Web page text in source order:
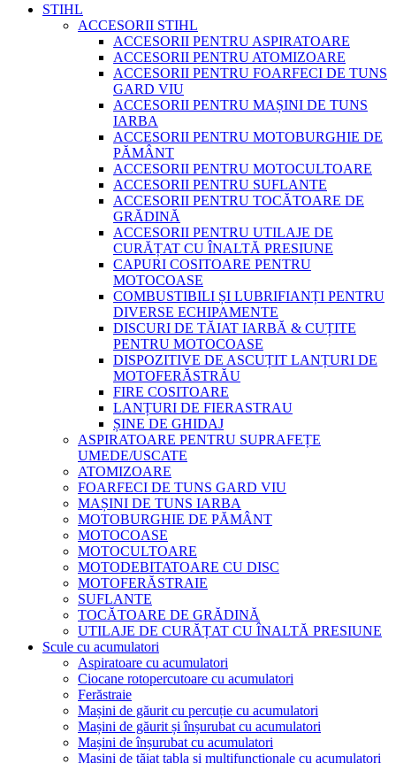
STIHL
ACCESORII STIHL
ACCESORII PENTRU ASPIRATOARE
ACCESORII PENTRU ATOMIZOARE
ACCESORII PENTRU FOARFECI DE TUNS
GARD VIU
ACCESORII PENTRU MAȘINI DE TUNS
IARBA
ACCESORII PENTRU MOTOBURGHIE DE
PĂMÂNT
ACCESORII PENTRU MOTOCULTOARE
ACCESORII PENTRU SUFLANTE
ACCESORII PENTRU TOCĂTOARE DE
GRĂDINĂ
ACCESORII PENTRU UTILAJE DE
CURĂȚAT CU ÎNALTĂ PRESIUNE
CAPURI COSITOARE PENTRU
MOTOCOASE
COMBUSTIBILI ȘI LUBRIFIANȚI PENTRU
DIVERSE ECHIPAMENTE
DISCURI DE TĂIAT IARBĂ & CUȚITE
PENTRU MOTOCOASE
DISPOZITIVE DE ASCUȚIT LANȚURI DE
MOTOFERĂSTRĂU
FIRE COSITOARE
LANȚURI DE FIERASTRAU
ȘINE DE GHIDAJ
ASPIRATOARE PENTRU SUPRAFEȚE
UMEDE/USCATE
ATOMIZOARE
FOARFECI DE TUNS GARD VIU
MAȘINI DE TUNS IARBA
MOTOBURGHIE DE PĂMÂNT
MOTOCOASE
MOTOCULTOARE
MOTODEBITATOARE CU DISC
MOTOFERĂSTRAIE
SUFLANTE
TOCĂTOARE DE GRĂDINĂ
UTILAJE DE CURĂȚAT CU ÎNALTĂ PRESIUNE
Scule cu acumulatori
Aspiratoare cu acumulatori
Ciocane rotopercutoare cu acumulatori
Ferăstraie
Mașini de găurit cu percuție cu acumulatori
Mașini de găurit și înșurubat cu acumulatori
Mașini de înșurubat cu acumulatori
Mașini de tăiat tabla și multifuncționale cu acumulatori